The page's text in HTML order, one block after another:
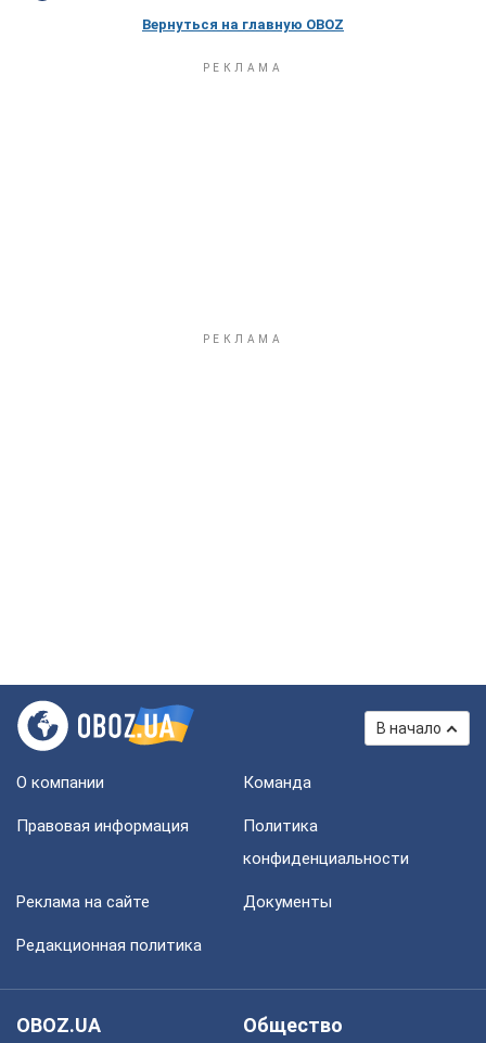
Вернуться на главную OBOZ
В начало
О компании Команда
Правовая информация
Политика
конфиденциальности
Реклама на сайте Документы
Редакционная политика
OBOZ.UA
Общество